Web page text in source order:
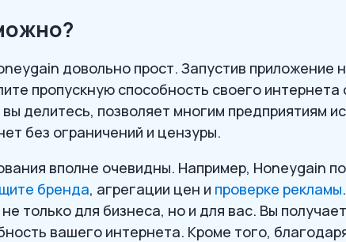
довольно прост. Запустив приложение
пропускную способность своего интернета
делитесь, позволяет многим предприятиям
без ограничений и цензуры.
вполне очевидны. Например, Honeygain
бренда, агрегации цен и проверке рекламы
только для бизнеса, но и для вас. Вы
вашего интернета. Кроме того,